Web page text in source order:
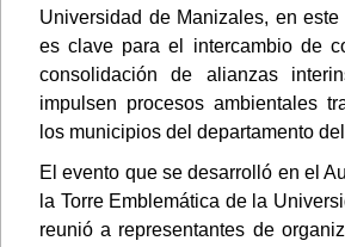
Universidad de Manizales, en este
es clave para el intercambio de
consolidación de alianzas
impulsen procesos ambientales
los municipios del departamento
El evento que se desarrolló en el
la Torre Emblemática de la
reunió a representantes de